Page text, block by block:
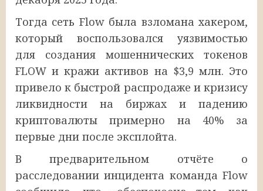
Тогда сеть Flow была взломана хакером,
который воспользовался уязвимостью
для создания мошеннических токенов
FLOW и кражи активов на $3,9 млн. Это
привело к быстрой распродаже и кризису
ликвидности на биржах и падению
криптовалюты примерно на 40% за
первые дни после эксплойта.
В предварительном отчёте о
расследовании инцидента команда Flow